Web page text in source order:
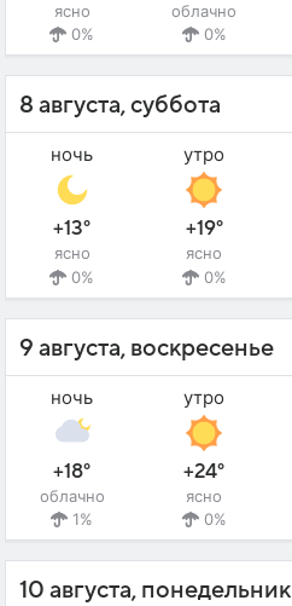
ясно
0%
облачно
0%
8 августа, суббота
ночь
+13°
ясно
0%
утро
+19°
ясно
0%
9 августа, воскресенье
ночь
+18°
облачно
1%
утро
+24°
ясно
0%
10 августа, понедельник